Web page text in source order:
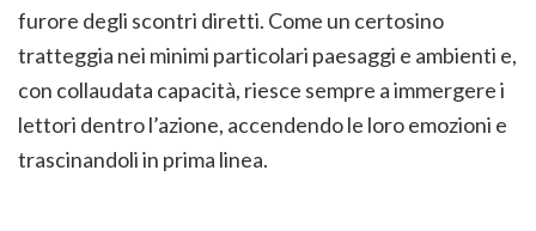
furore degli scontri diretti. Come un certosino
tratteggia nei minimi particolari paesaggi e ambienti e,
con collaudata capacità, riesce sempre a immergere i
lettori dentro l’azione, accendendo le loro emozioni e
trascinandoli in prima linea.